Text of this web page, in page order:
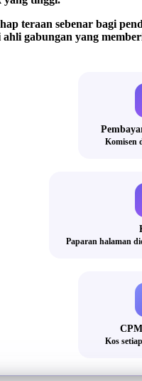
teraan sebenar bagi
gabungan yang
Komisen
Paparan halaman
Kos